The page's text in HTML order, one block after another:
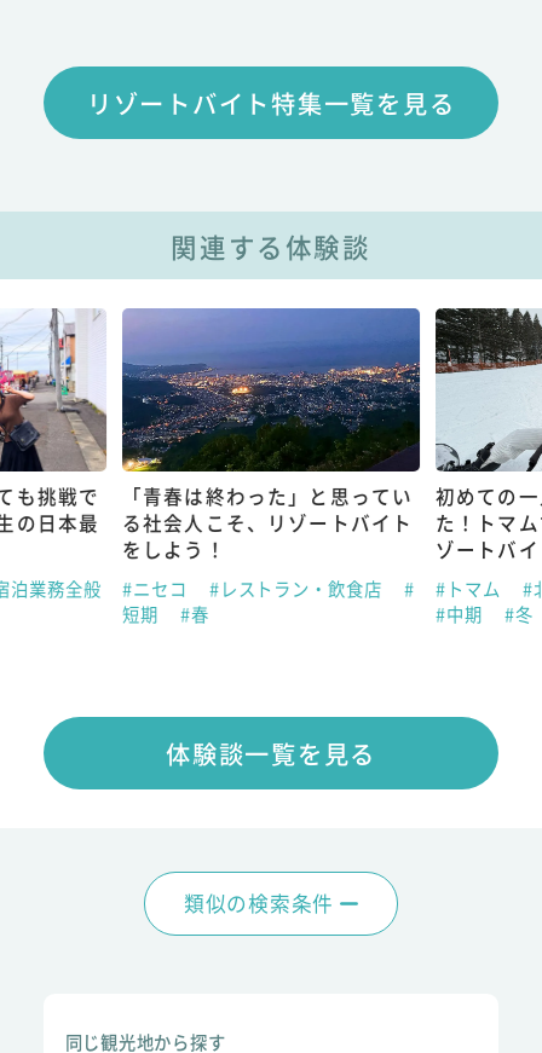
リゾートバイト特集一覧を見る
関連する体験談
も挑戦で
の日本最
泊業務全般
「青春は終わった」と思ってい
る社会人こそ、リゾートバイト
をしよう！
#ニセコ #レストラン・飲食店
#
短期
#春
初めての
た！トマ
ゾートバ
#トマム
#
#中期
#冬
体験談一覧を見る
類似の検索条件
同じ観光地から探す